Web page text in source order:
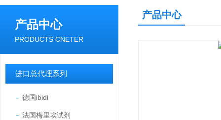
产品中心
PRODUCTS CNETER
进口总代理系列
德国ibidi
法国梅里埃试剂
产品中心